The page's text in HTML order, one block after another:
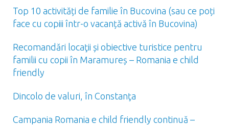
Top 10 activități de familie în Bucovina (sau ce poți
face cu copiii într-o vacanță activă în Bucovina)
Recomandări locaţii și obiective turistice pentru
familii cu copii în Maramureș – Romania e child
friendly
Dincolo de valuri, în Constanţa
Campania Romania e child friendly continuă –